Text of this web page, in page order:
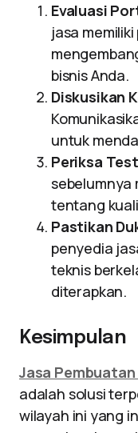
Evaluasi
jasa
bisnis Anda.
Diskusikan
untuk
Periksa
sebelumnya
tentang
Pastikan
penyedia
teknis
diterapkan.
Kesimpulan
Jasa
adalah solusi
wilayah ini yang